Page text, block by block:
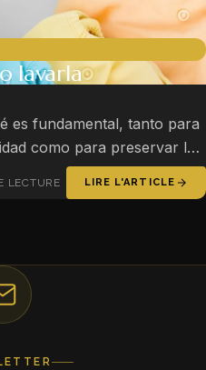
lavarla
es fundamental, tanto para
como para preservar la
llegada de un recién…
LECTURE LIRE L'ARTICLE